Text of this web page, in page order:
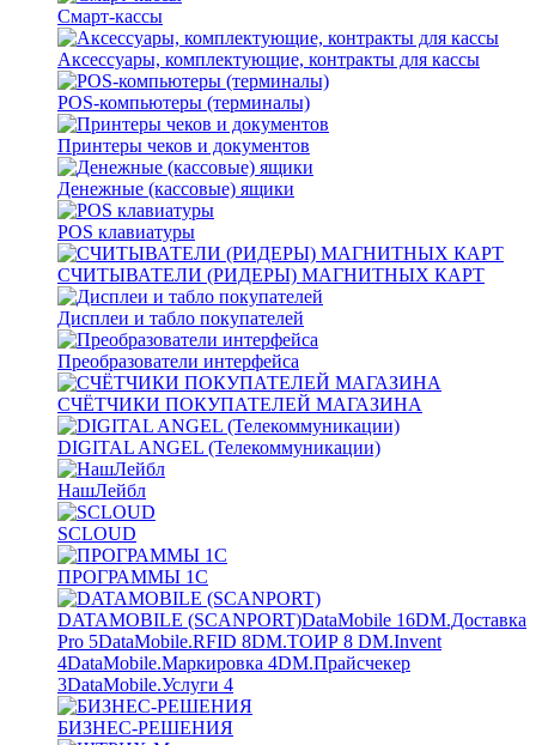
Смарт-кассы
Аксессуары, комплектующие, контракты для кассы
POS-компьютеры (терминалы)
Принтеры чеков и документов
Денежные (кассовые) ящики
POS клавиатуры
СЧИТЫВАТЕЛИ (РИДЕРЫ) МАГНИТНЫХ КАРТ
Дисплеи и табло покупателей
Преобразователи интерфейса
СЧЁТЧИКИ ПОКУПАТЕЛЕЙ МАГАЗИНА
DIGITAL ANGEL (Телекоммуникации)
НашЛейбл
SCLOUD
ПРОГРАММЫ 1С
DATAMOBILE (SCANPORT)DataMobile 16DM.Доставка
Pro 5DataMobile.RFID 8DM.ТОИР 8 DM.Invent
4DataMobile.Маркировка 4DM.Прайсчекер
3DataMobile.Услуги 4
БИЗНЕС-РЕШЕНИЯ